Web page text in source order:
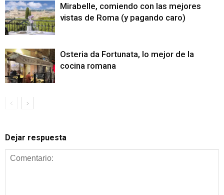
Mirabelle, comiendo con las mejores
vistas de Roma (y pagando caro)
Osteria da Fortunata, lo mejor de la
cocina romana
Dejar respuesta